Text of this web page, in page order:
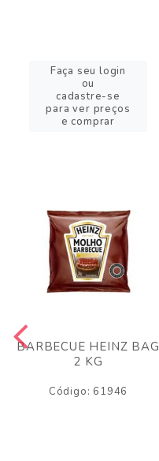
Faça seu login
ou
cadastre-se
para ver preços
e comprar
BARBECUE HEINZ BAG
2 KG
Código: 61946